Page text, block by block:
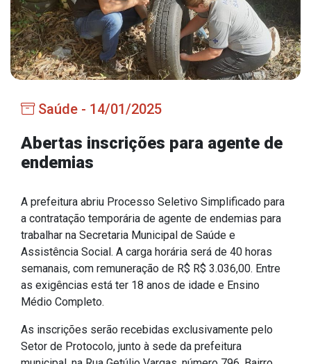
Secretarias
Administração
Agricultura e Meio Ambiente
Educação, Cultura, Desporto e Turismo
Obras
Saúde
Serviços
IPTU 2026
Nota Fiscal Eletrônica
Ouvidoria
Portal do Cidadão
Portal do Servidor
Saúde - 14/01/2025
Abertas inscrições para agente de
endemias
A prefeitura abriu Processo Seletivo Simplificado para
a contratação temporária de agente de endemias para
trabalhar na Secretaria Municipal de Saúde e
Assistência Social. A carga horária será de 40 horas
semanais, com remuneração de R$ R$ 3.036,00. Entre
as exigências está ter 18 anos de idade e Ensino
Médio Completo.
As inscrições serão recebidas exclusivamente pelo
Setor de Protocolo, junto à sede da prefeitura